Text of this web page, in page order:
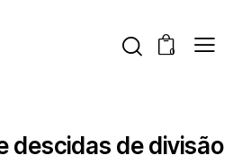
0
descidas de divisão